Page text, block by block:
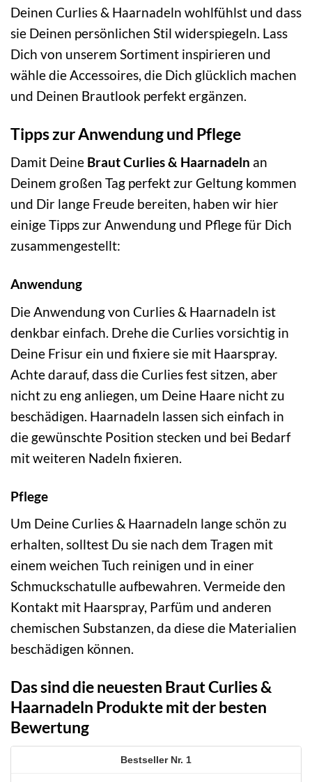
Deinen Curlies & Haarnadeln wohlfühlst und dass
sie Deinen persönlichen Stil widerspiegeln. Lass
Dich von unserem Sortiment inspirieren und
wähle die Accessoires, die Dich glücklich machen
und Deinen Brautlook perfekt ergänzen.
Tipps zur Anwendung und Pflege
Damit Deine Braut Curlies & Haarnadeln an
Deinem großen Tag perfekt zur Geltung kommen
und Dir lange Freude bereiten, haben wir hier
einige Tipps zur Anwendung und Pflege für Dich
zusammengestellt:
Anwendung
Die Anwendung von Curlies & Haarnadeln ist
denkbar einfach. Drehe die Curlies vorsichtig in
Deine Frisur ein und fixiere sie mit Haarspray.
Achte darauf, dass die Curlies fest sitzen, aber
nicht zu eng anliegen, um Deine Haare nicht zu
beschädigen. Haarnadeln lassen sich einfach in
die gewünschte Position stecken und bei Bedarf
mit weiteren Nadeln fixieren.
Pflege
Um Deine Curlies & Haarnadeln lange schön zu
erhalten, solltest Du sie nach dem Tragen mit
einem weichen Tuch reinigen und in einer
Schmuckschatulle aufbewahren. Vermeide den
Kontakt mit Haarspray, Parfüm und anderen
chemischen Substanzen, da diese die Materialien
beschädigen können.
Das sind die neuesten Braut Curlies &
Haarnadeln Produkte mit der besten
Bewertung
1